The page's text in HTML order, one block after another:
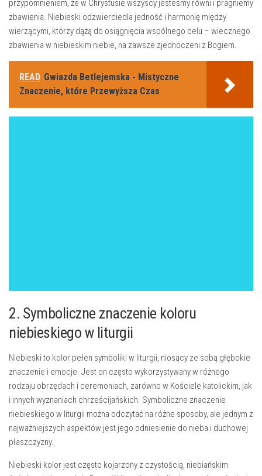
przypomnieniem, że w Chrystusie wszyscy jesteśmy równi i pragniemy
⁤zbawienia. Niebieski⁢ odzwierciedla jedność⁢ i harmonię między
wierzącymi, którzy‌ dążą do osiągnięcia wspólnego celu – wiecznego
zbawienia w niebieskim niebie, ‍na zawsze zjednoczeni z Bogiem.
READ Gwiazda Betlejemska - Mistyczne
Znaczenie, które Przewyższa Czas
2. ⁤Symboliczne znaczenie koloru
niebieskiego w liturgii
Niebieski‌ to ⁢kolor pełen ⁤symboliki w‍ liturgii, niosący ze sobą głębokie
⁤znaczenie​ i emocje. Jest‍ on ‌często wykorzystywany w różnego
rodzaju obrzędach i ceremoniach, zarówno w Kościele katolickim, jak
i innych wyznaniach chrześcijańskich. Symboliczne‍ znaczenie
niebieskiego w liturgii można odczytać na różne⁢ sposoby, ale jednym z
‌najważniejszych aspektów ⁢jest jego odniesienie do⁣ nieba i ‌duchowej
płaszczyzny.
Niebieski kolor jest często kojarzony z⁤ czystością,⁣ niebiańskim